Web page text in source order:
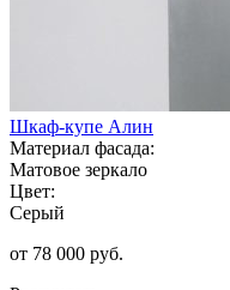
Шкаф-купе Алин
Материал фасада:
Матовое зеркало
Цвет:
Серый
от 78 000 руб.